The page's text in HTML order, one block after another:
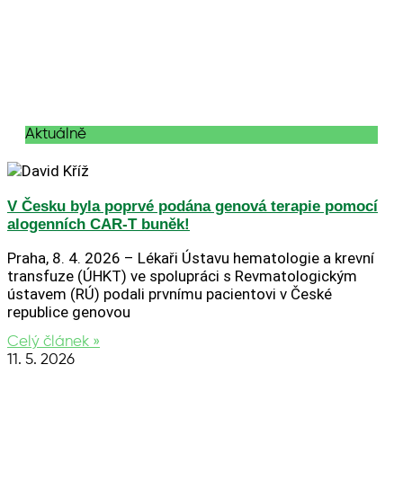
Aktuálně
V Česku byla poprvé podána genová terapie pomocí
alogenních CAR-T buněk!
Praha, 8. 4. 2026 – Lékaři Ústavu hematologie a krevní
transfuze (ÚHKT) ve spolupráci s Revmatologickým
ústavem (RÚ) podali prvnímu pacientovi v České
republice genovou
Celý článek »
11. 5. 2026